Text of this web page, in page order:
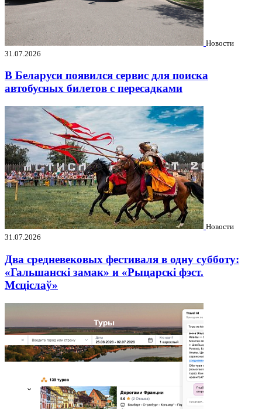
Новости
31.07.2026
В Беларуси появился сервис для поиска
автобусных билетов с пересадками
Новости
31.07.2026
Два средневековых фестиваля в одну субботу:
«Гальшанскі замак» и «Рыцарскі фэст.
Мсціслаў»